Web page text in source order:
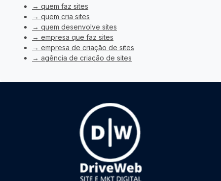
→ quem faz sites
→ quem cria sites
→ quem desenvolve sites
→ empresa que faz sites
→ empresa de criação de sites
→ agência de criação de sites